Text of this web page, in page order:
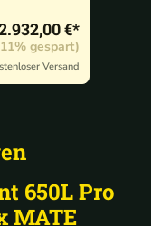
€*
gespart)
Versand
650L Pro
MATE